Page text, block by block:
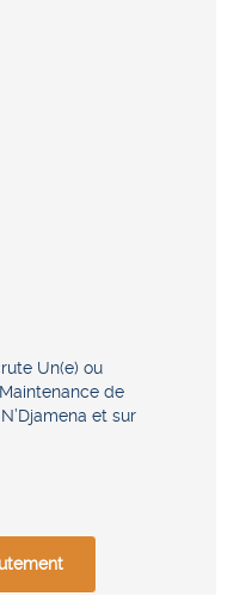
Un(e) ou
de
et sur